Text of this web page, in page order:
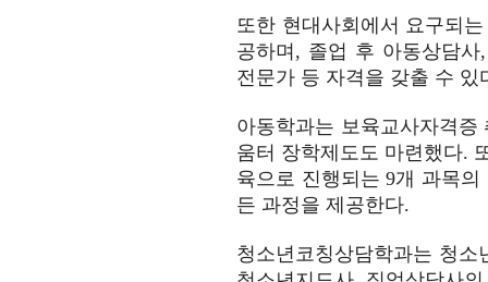
또한 현대사회에서 요구되
공하며, 졸업 후 아동상담사
전문가 등 자격을 갖출 수 있
아동학과는 보육교사자격
움터 장학제도도 마련했다.
육으로 진행되는 9개 과목
든 과정을 제공한다.
청소년코칭상담학과는 청